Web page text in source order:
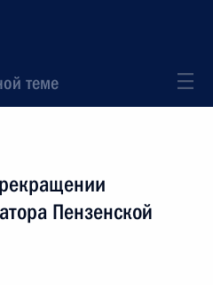
теме
Пензенской